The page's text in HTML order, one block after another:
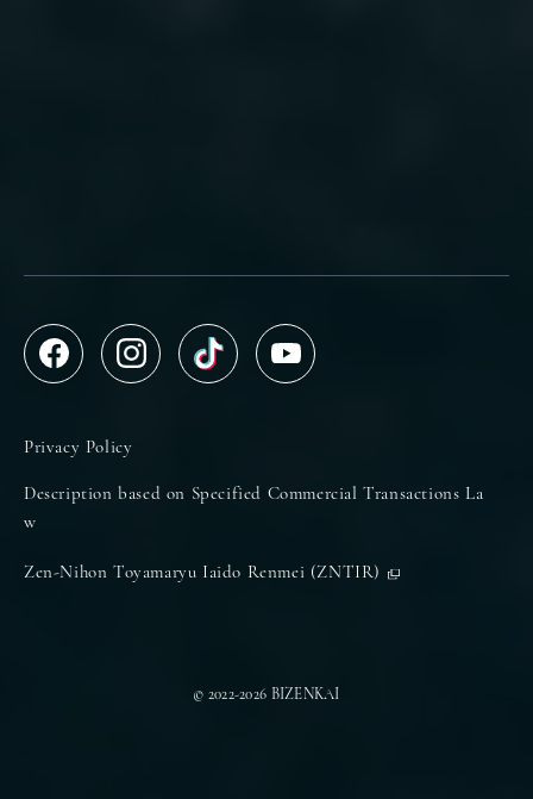
Privacy Policy
Description based on Specified Commercial Transactions La
w
Zen-Nihon Toyamaryu Iaido Renmei (ZNTIR)
© 2022-2026 BIZENKAI